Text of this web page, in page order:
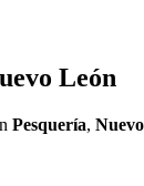
León
Pesquería,